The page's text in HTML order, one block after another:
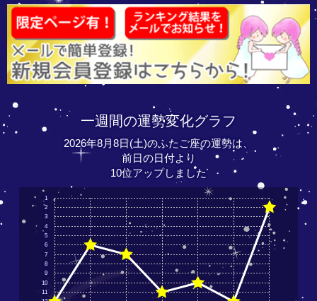
一週間の運勢変化グラフ
2026年8月8日(土)のふたご座の運勢は、
前日の日付より
10位アップしました
11
10
9
8
7
6
5
4
3
2
1